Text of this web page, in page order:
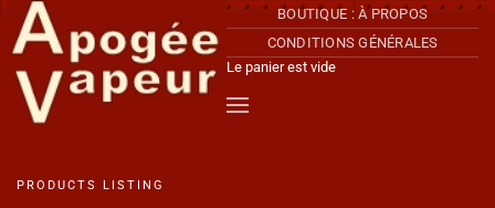
Accéder au contenu principal
BOUTIQUE : À PROPOS
CONDITIONS GÉNÉRALES
Le panier est vide
PRODUCTS LISTING